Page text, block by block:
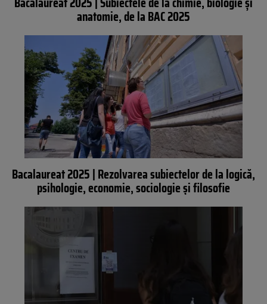
anatomie, de la BAC 2025
Bacalaureat 2025 | Rezolvarea subiectelor de la logică,
psihologie, economie, sociologie și filosofie